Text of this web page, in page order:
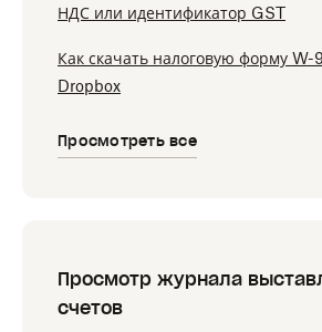
НДС или идентификатор GST
Как скачать налоговую форму W-
Dropbox
Просмотреть все
Просмотр журнала
счетов